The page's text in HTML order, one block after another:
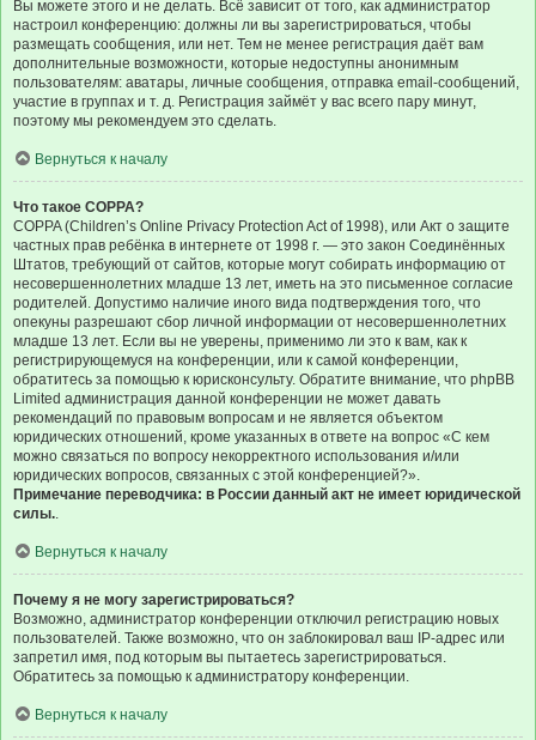
Вы можете этого и не делать. Всё зависит от того, как администратор
настроил конференцию: должны ли вы зарегистрироваться, чтобы
размещать сообщения, или нет. Тем не менее регистрация даёт вам
дополнительные возможности, которые недоступны анонимным
пользователям: аватары, личные сообщения, отправка email-сообщений,
участие в группах и т. д. Регистрация займёт у вас всего пару минут,
поэтому мы рекомендуем это сделать.
Вернуться к началу
Что такое COPPA?
COPPA (Children’s Online Privacy Protection Act of 1998), или Акт о защите
частных прав ребёнка в интернете от 1998 г. — это закон Соединённых
Штатов, требующий от сайтов, которые могут собирать информацию от
несовершеннолетних младше 13 лет, иметь на это письменное согласие
родителей. Допустимо наличие иного вида подтверждения того, что
опекуны разрешают сбор личной информации от несовершеннолетних
младше 13 лет. Если вы не уверены, применимо ли это к вам, как к
регистрирующемуся на конференции, или к самой конференции,
обратитесь за помощью к юрисконсульту. Обратите внимание, что phpBB
Limited администрация данной конференции не может давать
рекомендаций по правовым вопросам и не является объектом
юридических отношений, кроме указанных в ответе на вопрос «С кем
можно связаться по вопросу некорректного использования и/или
юридических вопросов, связанных с этой конференцией?».
Примечание переводчика: в России данный акт не имеет юридической
силы..
Вернуться к началу
Почему я не могу зарегистрироваться?
Возможно, администратор конференции отключил регистрацию новых
пользователей. Также возможно, что он заблокировал ваш IP-адрес или
запретил имя, под которым вы пытаетесь зарегистрироваться.
Обратитесь за помощью к администратору конференции.
Вернуться к началу